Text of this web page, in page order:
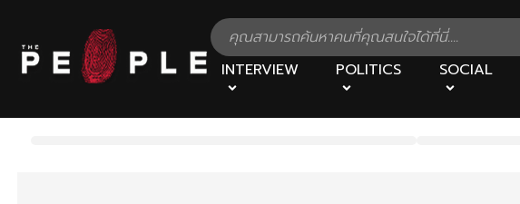
INTERVIEW POLITICS SOCIAL